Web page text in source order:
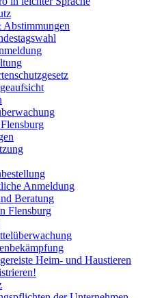
Abstimmungen
Anmeldung
Beratung
Flensburg
Heim- und Haustieren